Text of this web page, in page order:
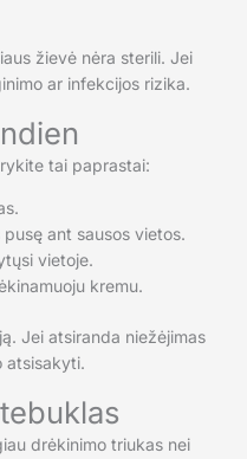
žievė nėra sterili. Jei
ar infekcijos rizika.
tai paprastai:
ant sausos vietos.
vietoje.
kremu.
Jei atsiranda niežėjimas
atsisakyti.
drėkinimo triukas nei